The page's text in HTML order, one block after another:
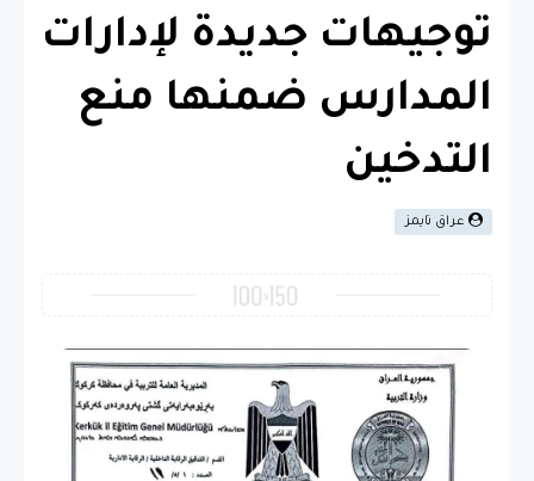
توجيهات جديدة لإدارات
المدارس ضمنها منع
التدخين
عراق تايمز